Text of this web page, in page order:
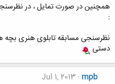
همچنین در صورت تمایل ، در
:
نظرسنجی مسابقه تابلوی هنری بچه
دستی
mpb
Jul 1, 2013